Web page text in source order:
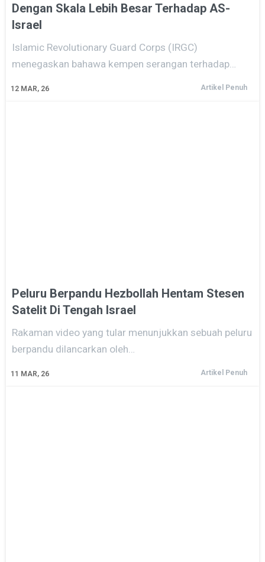
Dengan Skala Lebih Besar Terhadap AS-
Israel
12 MAR, 26
Islamic Revolutionary Guard Corps (IRGC)
menegaskan bahawa kempen serangan terhadap…
Artikel Penuh
Peluru Berpandu Hezbollah Hentam Stesen
Satelit Di Tengah Israel
11 MAR, 26
Rakaman video yang tular menunjukkan sebuah peluru
berpandu dilancarkan oleh…
Artikel Penuh